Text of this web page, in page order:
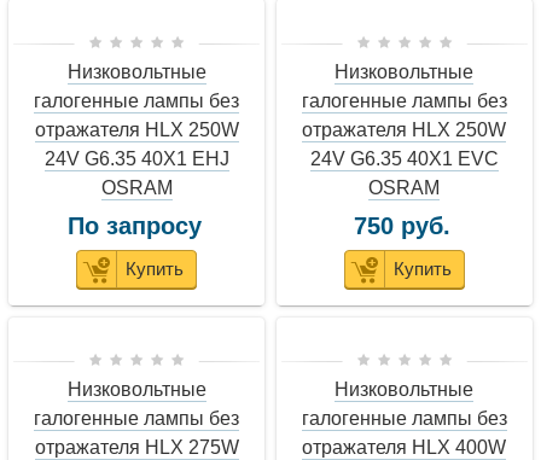
Низковольтные
галогенные лампы без
отражателя HLX 250W
24V G6.35 40X1 EHJ
OSRAM
По запросу
Купить
Низковольтные
галогенные лампы без
отражателя HLX 250W
24V G6.35 40X1 EVC
OSRAM
750 руб.
Купить
Низковольтные
галогенные лампы без
отражателя HLX 275W
Низковольтные
галогенные лампы без
отражателя HLX 400W